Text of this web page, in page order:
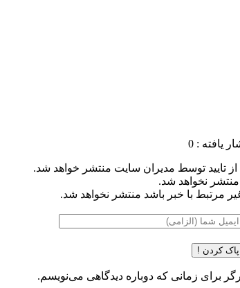
یافته : 0
توسط مدیران سایت منتشر خواهد شد.
نخواهد شد.
مرتبط با خبر باشد منتشر نخواهد شد.
پاک کردن !
برای زمانی که دوباره دیدگاهی می‌نویسم.